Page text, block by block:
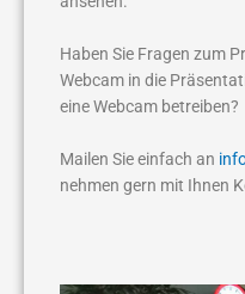
Haben Sie Fragen zum
Webcam in die
eine Webcam betreiben?
Mailen Sie einfach an
nehmen gern mit Ihnen